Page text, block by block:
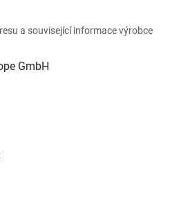
a související informace výrobce
GmbH